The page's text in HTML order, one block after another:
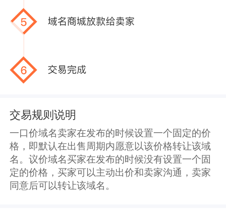
交易规则说明
一口价域名卖家在发布的时候设置一个固定的价
格，即默认在出售周期内愿意以该价格转让该域
名。议价域名买家在发布的时候没有设置一个固
定的价格，买家可以主动出价和卖家沟通，卖家
同意后可以转让该域名。